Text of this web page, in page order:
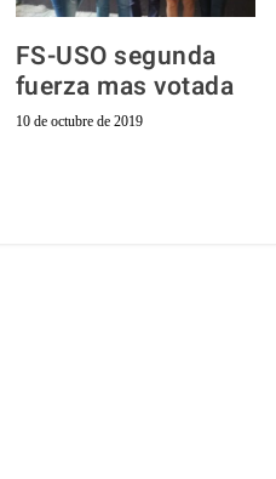
FS-USO segunda
fuerza mas votada
10 de octubre de 2019